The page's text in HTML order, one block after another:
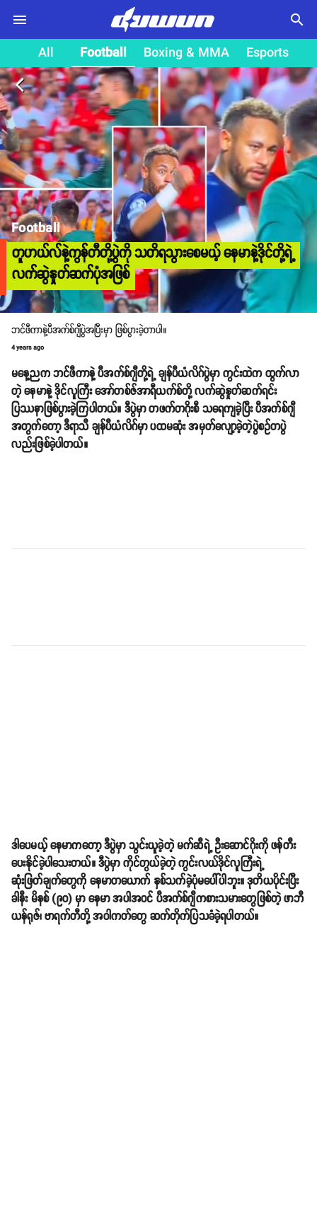
search
All Football Boxing & MMA Esports
arrow_back_ios
Football
တူဟယ်လ်နဲ့ကွန်တီတို့ပွဲကို သတိရသွားစေမယ့် နေမာနဲ့ဒိုင်တို့ရဲ့
လက်ဆွဲနှုတ်ဆက်ပုံအဖြစ်
ဘင်ဖီကာနဲ့ပီအက်စ်ဂျီပွဲအပြီးမှာ ဖြစ်ပွားခဲ့တာပါ။
4 years ago
မနေ့ညက ဘင်ဖီကာနဲ့ ပီအက်စ်ဂျီတို့ရဲ့ ချန်ပီယံလိဂ်ပွဲမှာ ကွင်းထဲက ထွက်လာ
တဲ့ နေမာနဲ့ ဒိုင်လူကြီး အော်တစ်ဇ်အာရီယက်စ်တို့ လက်ဆွဲနှုတ်ဆက်ရင်း
ပြဿနာဖြစ်ပွားခဲ့ကြပါတယ်။ ဒီပွဲမှာ တဖက်တဂိုးစီ သရေကျခဲ့ပြီး ပီအက်စ်ဂျီ
အတွက်တော့ ဒီရာသီ ချန်ပီယံလိဂ်မှာ ပထမဆုံး အမှတ်လျော့ခဲ့တဲ့ပွဲစဥ်တပွဲ
လည်းဖြစ်ခဲ့ပါတယ်။
ဒါပေမယ့် နေမာကတော့ ဒီပွဲမှာ သွင်းယူခဲ့တဲ့ မက်ဆီရဲ့ ဦးဆောင်ဂိုးကို ဖန်တီး
ပေးနိုင်ခဲ့ပါသေးတယ်။ ဒီပွဲမှာ ကိုင်တွယ်ခဲ့တဲ့ ကွင်းလယ်ဒိုင်လူကြီးရဲ့
ဆုံးဖြတ်ချက်တွေကို နေမာတယောက် နှစ်သက်ခဲ့ပုံမပေါ်ပါဘူး။ ဒုတိယပိုင်းပြီး
ခါနီး မိနစ် (၉၀) မှာ နေမာ အပါအဝင် ပီအက်စ်ဂျီကစားသမားတွေဖြစ်တဲ့ ဖာဘီ
ယန်ရုဇ်၊ ဗာရက်တီတို့ အဝါကတ်တွေ ဆက်တိုက်ပြသခံခဲ့ရပါတယ်။